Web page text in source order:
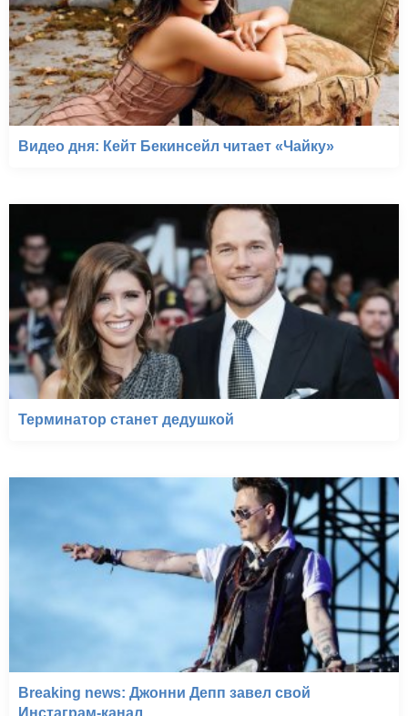
Видео дня: Кейт Бекинсейл читает «Чайку»
Терминатор станет дедушкой
Breaking news: Джонни Депп завел свой
Инстаграм-канал